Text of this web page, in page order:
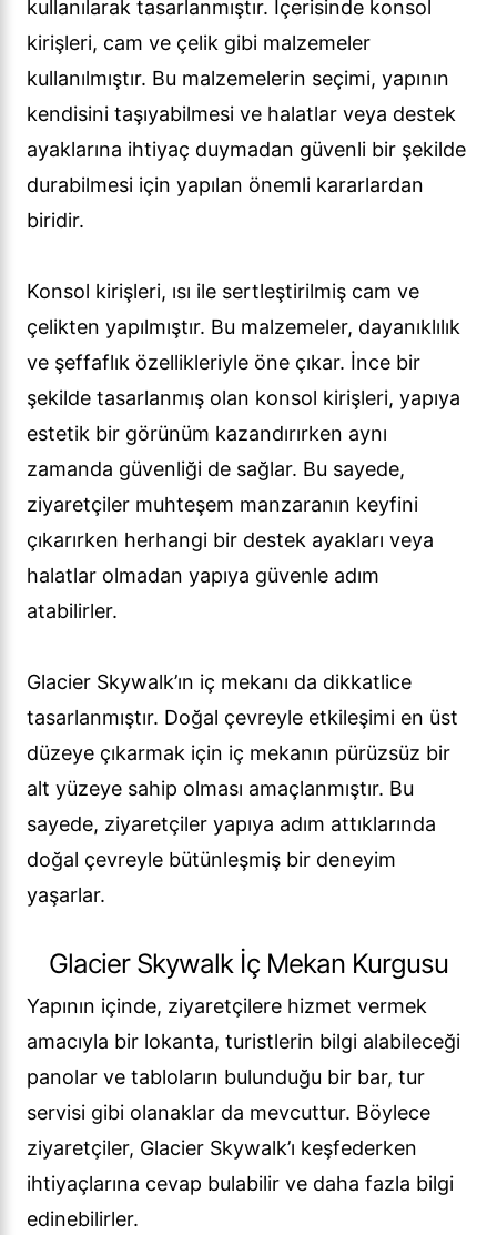
kullanılarak tasarlanmıştır. İçerisinde konsol
kirişleri, cam ve çelik gibi malzemeler
kullanılmıştır. Bu malzemelerin seçimi, yapının
kendisini taşıyabilmesi ve halatlar veya destek
ayaklarına ihtiyaç duymadan güvenli bir şekilde
durabilmesi için yapılan önemli kararlardan
biridir.
Konsol kirişleri, ısı ile sertleştirilmiş cam ve
çelikten yapılmıştır. Bu malzemeler, dayanıklılık
ve şeffaflık özellikleriyle öne çıkar. İnce bir
şekilde tasarlanmış olan konsol kirişleri, yapıya
estetik bir görünüm kazandırırken aynı
zamanda güvenliği de sağlar. Bu sayede,
ziyaretçiler muhteşem manzaranın keyfini
çıkarırken herhangi bir destek ayakları veya
halatlar olmadan yapıya güvenle adım
atabilirler.
Glacier Skywalk’ın iç mekanı da dikkatlice
tasarlanmıştır. Doğal çevreyle etkileşimi en üst
düzeye çıkarmak için iç mekanın pürüzsüz bir
alt yüzeye sahip olması amaçlanmıştır. Bu
sayede, ziyaretçiler yapıya adım attıklarında
doğal çevreyle bütünleşmiş bir deneyim
yaşarlar.
Glacier Skywalk İç Mekan Kurgusu
Yapının içinde, ziyaretçilere hizmet vermek
amacıyla bir lokanta, turistlerin bilgi alabileceği
panolar ve tabloların bulunduğu bir bar, tur
servisi gibi olanaklar da mevcuttur. Böylece
ziyaretçiler, Glacier Skywalk’ı keşfederken
ihtiyaçlarına cevap bulabilir ve daha fazla bilgi
edinebilirler.